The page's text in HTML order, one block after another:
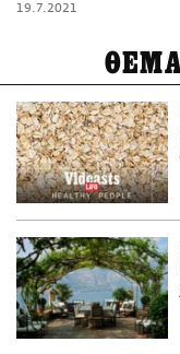
19.7.2021